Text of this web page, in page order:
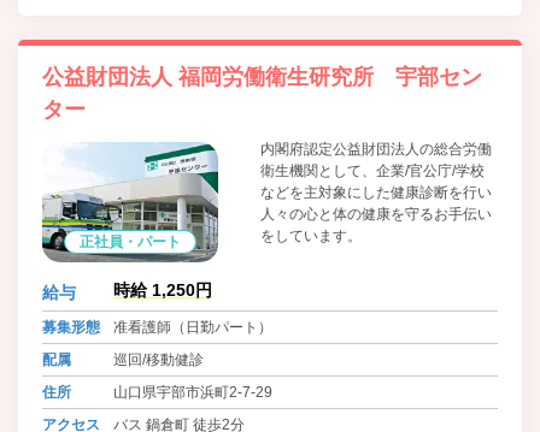
公益財団法人 福岡労働衛生研究所 宇部セン
ター
正社員・パート
内閣府認定公益財団法人の総合労働
衛生機関として、企業/官公庁/学校
などを主対象にした健康診断を行い
人々の心と体の健康を守るお手伝い
をしています。
給与 時給 1,250円
募集形態
准看護師（日勤パート）
配属
巡回/移動健診
住所
山口県宇部市浜町2-7-29
アクセス
バス 鍋倉町 徒歩2分